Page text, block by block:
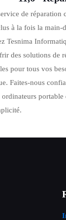
de réparation
à la fois la main-
Tesnima
des solutions de
pour tous vos
Faites-nous
portable